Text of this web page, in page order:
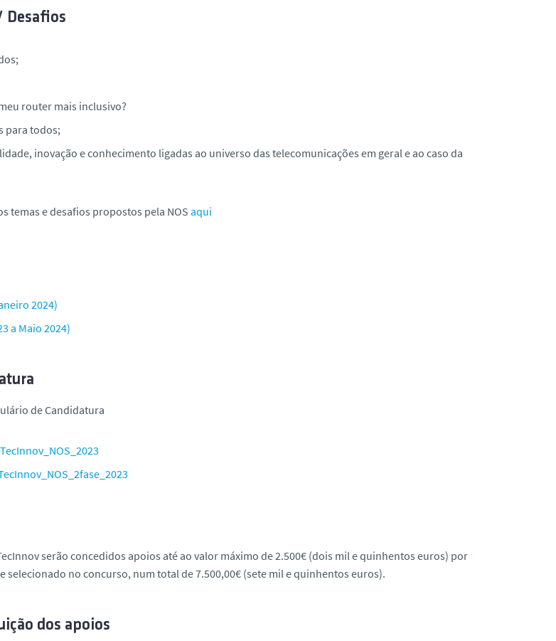
Desafios
router mais inclusivo?
para todos​;
inovação e conhecimento ligadas ao universo das telecomunicações em geral e ao caso da
temas e desafios propostos pela NOSaqui
2024)
a Maio 2024)
de Candidatura
serão concedidos apoios até ao valor máximo de 2.500€ (dois mil e quinhentos euros) por
selecionado no concurso, num total de 7.500,00€ (sete mil e quinhentos euros).
dos apoios